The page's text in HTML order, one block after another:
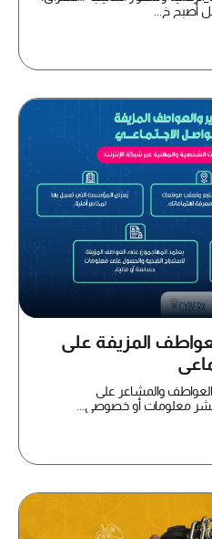
أصبح خ...
المزيفة على
والمشاعر على
نشر معلومات أو خصوصي...